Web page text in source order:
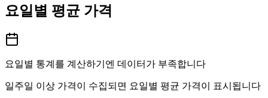
요일별 평균 가격
요일별 통계를 계산하기엔 데이터가 부족합니다
일주일 이상 가격이 수집되면 요일별 평균 가격이 표시됩니다